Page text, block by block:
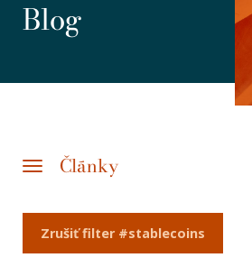
Blog
Články
Zrušiť filter #stablecoins